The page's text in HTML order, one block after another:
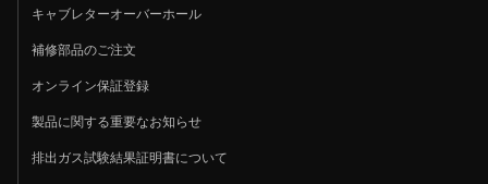
キャブレターオーバーホール
補修部品のご注文
オンライン保証登録
製品に関する重要なお知らせ
排出ガス試験結果証明書について